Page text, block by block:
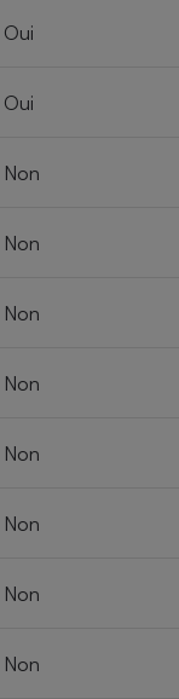
Oui
Oui
Non
Non
Non
Non
Non
Non
Non
Non